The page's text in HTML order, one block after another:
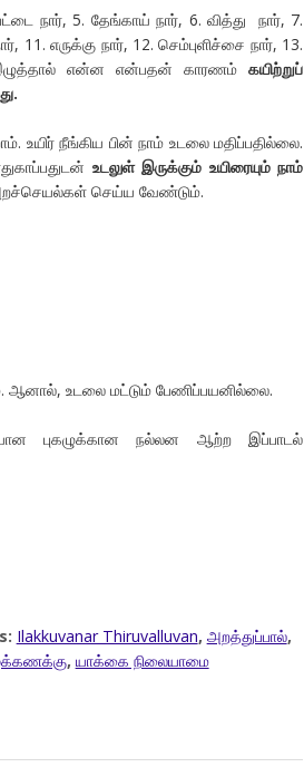
நார், 5. தேங்காய் நார், 6. வித்து நார், 7.
11. எருக்கு நார், 12. செம்புளிச்சை நார், 13.
இழுத்தால் என்ன என்பதன் காரணம்கயிற்றுப்
உயிர் நீங்கிய பின் நாம் உடலை மதிப்பதில்லை.
உடலுள் இருக்கும் உயிரையும் நாம்
செய்ய வேண்டும்.
ஆனால், உடலை மட்டும் பேணிப்பயனில்லை.
புகழுக்கான நல்லன ஆற்ற இப்பாடல்
Ilakkuvanar Thiruvalluvan, அறத்துப்பால்,
, யாக்கை நிலையாமை